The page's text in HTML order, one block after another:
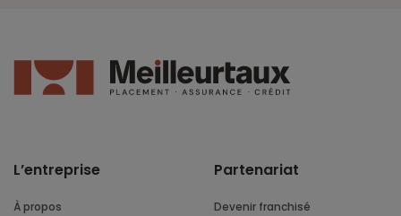
L’entreprise
À propos
Partenariat
Devenir franchisé